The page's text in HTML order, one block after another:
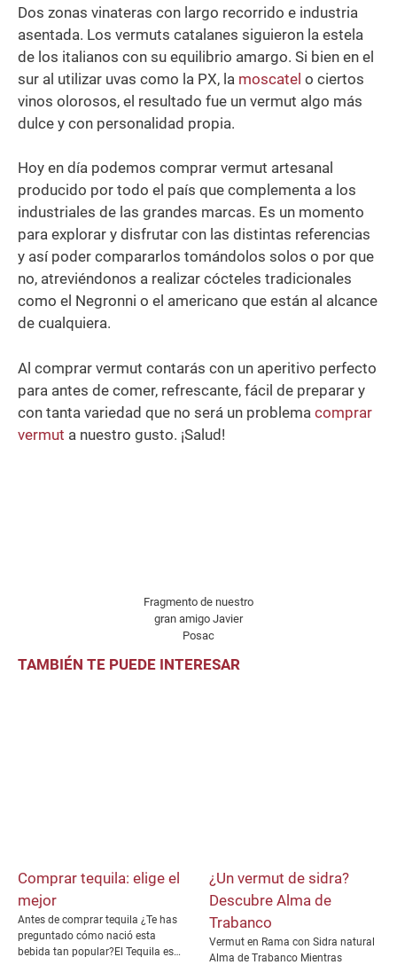
Dos zonas vinateras con largo recorrido e industria
asentada. Los vermuts catalanes siguieron la estela
de los italianos con su equilibrio amargo. Si bien en el
sur al utilizar uvas como la PX, la moscatel o ciertos
vinos olorosos, el resultado fue un vermut algo más
dulce y con personalidad propia.
Hoy en día podemos comprar vermut artesanal
producido por todo el país que complementa a los
industriales de las grandes marcas. Es un momento
para explorar y disfrutar con las distintas referencias
y así poder compararlos tomándolos solos o por que
no, atreviéndonos a realizar cócteles tradicionales
como el Negronni o el americano que están al alcance
de cualquiera.
Al comprar vermut contarás con un aperitivo perfecto
para antes de comer, refrescante, fácil de preparar y
con tanta variedad que no será un problema comprar
vermut a nuestro gusto. ¡Salud!
Fragmento de nuestro
gran amigo Javier
Posac
TAMBIÉN TE PUEDE INTERESAR
Comprar tequila: elige el
mejor
Antes de comprar tequila ¿Te has
preguntado cómo nació esta
bebida tan popular?El Tequila es…
¿Un vermut de sidra?
Descubre Alma de
Trabanco
Vermut en Rama con Sidra natural
Alma de Trabanco Mientras